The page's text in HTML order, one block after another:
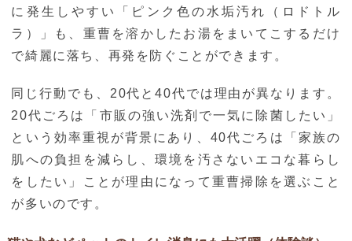
に発生しやすい「ピンク色の水垢汚れ（ロドトル
ラ）」も、重曹を溶かしたお湯をまいてこするだけ
で綺麗に落ち、再発を防ぐことができます。
同じ行動でも、20代と40代では理由が異なります。
20代ごろは「市販の強い洗剤で一気に除菌したい」
という効率重視が背景にあり、40代ごろは「家族の
肌への負担を減らし、環境を汚さないエコな暮らし
をしたい」ことが理由になって重曹掃除を選ぶこと
が多いのです。